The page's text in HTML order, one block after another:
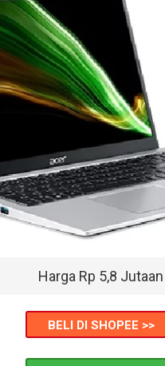
Harga Rp 5,8 Jutaan
BELI DI SHOPEE >>